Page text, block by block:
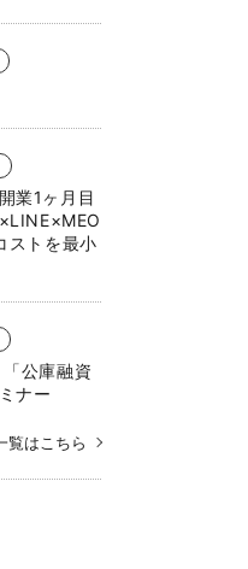
業1ヶ月目
ストを最小
公庫融資
ナー
覧はこちら